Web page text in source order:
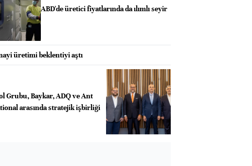
ABD'de üretici fiyatlarında da ılımlı seyir
üretimi beklentiyi aştı
Grubu, Baykar, ADQ ve Ant
arasında stratejik işbirliği